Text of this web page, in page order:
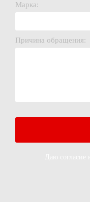
Марка:
Причина обращения: